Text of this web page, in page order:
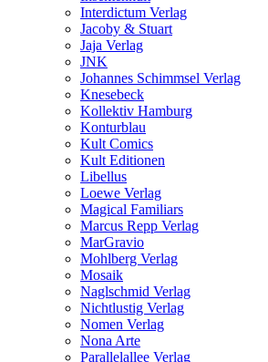
Interdictum Verlag
Jacoby & Stuart
Jaja Verlag
JNK
Johannes Schimmsel Verlag
Knesebeck
Kollektiv Hamburg
Konturblau
Kult Comics
Kult Editionen
Libellus
Loewe Verlag
Magical Familiars
Marcus Repp Verlag
MarGravio
Mohlberg Verlag
Mosaik
Naglschmid Verlag
Nichtlustig Verlag
Nomen Verlag
Nona Arte
Parallelallee Verlag